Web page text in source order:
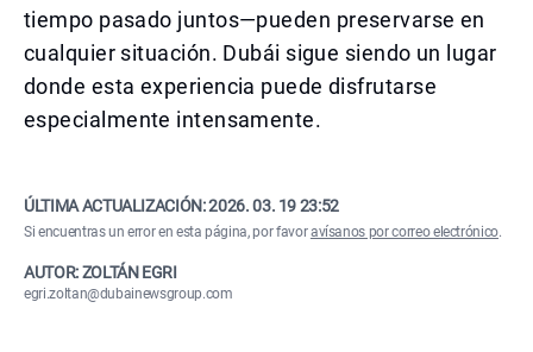
tiempo pasado juntos—pueden preservarse en
cualquier situación. Dubái sigue siendo un lugar
donde esta experiencia puede disfrutarse
especialmente intensamente.
ÚLTIMA ACTUALIZACIÓN:2026. 03. 19 23:52
Si encuentras un error en esta página, por favoravísanos por correo electrónico.
AUTOR: ZOLTÁN EGRI
egri.zoltan@dubainewsgroup.com